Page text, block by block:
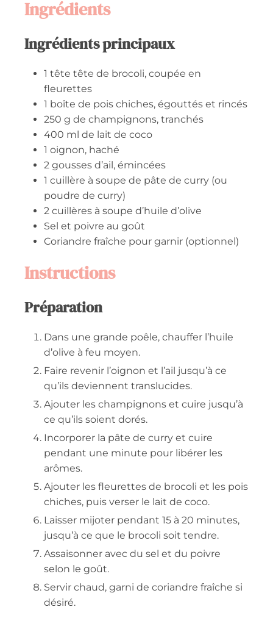
Ingrédients
Ingrédients principaux
1 tête tête de brocoli, coupée en
fleurettes
1 boîte de pois chiches, égouttés et rincés
250 g de champignons, tranchés
400 ml de lait de coco
1 oignon, haché
2 gousses d’ail, émincées
1 cuillère à soupe de pâte de curry (ou
poudre de curry)
2 cuillères à soupe d’huile d’olive
Sel et poivre au goût
Coriandre fraîche pour garnir (optionnel)
Instructions
Préparation
Dans une grande poêle, chauffer l’huile
d’olive à feu moyen.
Faire revenir l’oignon et l’ail jusqu’à ce
qu’ils deviennent translucides.
Ajouter les champignons et cuire jusqu’à
ce qu’ils soient dorés.
Incorporer la pâte de curry et cuire
pendant une minute pour libérer les
arômes.
Ajouter les fleurettes de brocoli et les pois
chiches, puis verser le lait de coco.
Laisser mijoter pendant 15 à 20 minutes,
jusqu’à ce que le brocoli soit tendre.
Assaisonner avec du sel et du poivre
selon le goût.
Servir chaud, garni de coriandre fraîche si
désiré.